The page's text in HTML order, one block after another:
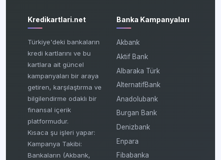
Kredikartlari.net
Türkiye'deki bankaların
kredi kartlarını ve bu
kartlara ait güncel
kampanyaları bir araya
getiren, karşılaştırma ve
bilgilendirme odaklı bir
finansal içerik
platformudur.
Kısaca şu işleri yapar:
Kampanya Takibi:
Bankaların (Akbank,
Banka Kampanyaları
Akbank
Aktif Bank
Albaraka Türk
AlternatifBank
Anadolubank
Burgan Bank
Denizbank
Enpara
Fibabanka